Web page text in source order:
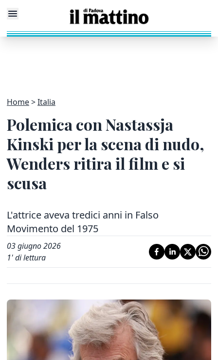
Home Italia
Polemica con Nastassja
Kinski per la scena di nudo,
Wenders ritira il film e si
scusa
L'attrice aveva tredici anni in Falso
Movimento del 1975
03 giugno 2026
1' di lettura